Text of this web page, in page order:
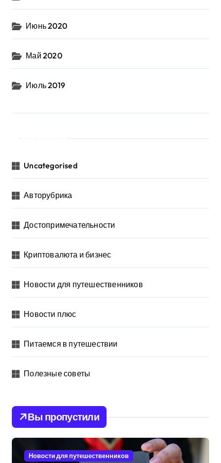
Июнь 2020
Май 2020
Июль 2019
Uncategorised
Авторубрика
Достопримечательности
Криптовалюта и бизнес
Новости для путешественников
Новости плюс
Питаемся в путешествии
Полезные советы
Вы пропустили
Новости для путешественников